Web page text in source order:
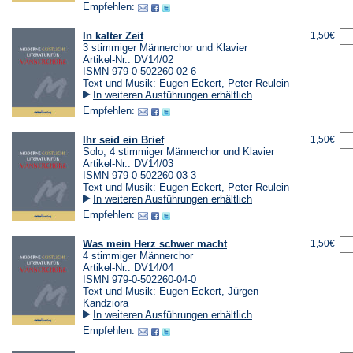
Empfehlen:
In kalter Zeit
3 stimmiger Männerchor und Klavier
Artikel-Nr.: DV14/02
ISMN 979-0-502260-02-6
Text und Musik: Eugen Eckert, Peter Reulein
In weiteren Ausführungen erhältlich
Empfehlen:
1,50€
Ihr seid ein Brief
Solo, 4 stimmiger Männerchor und Klavier
Artikel-Nr.: DV14/03
ISMN 979-0-502260-03-3
Text und Musik: Eugen Eckert, Peter Reulein
In weiteren Ausführungen erhältlich
Empfehlen:
1,50€
Was mein Herz schwer macht
4 stimmiger Männerchor
Artikel-Nr.: DV14/04
ISMN 979-0-502260-04-0
Text und Musik: Eugen Eckert, Jürgen
Kandziora
In weiteren Ausführungen erhältlich
Empfehlen:
1,50€